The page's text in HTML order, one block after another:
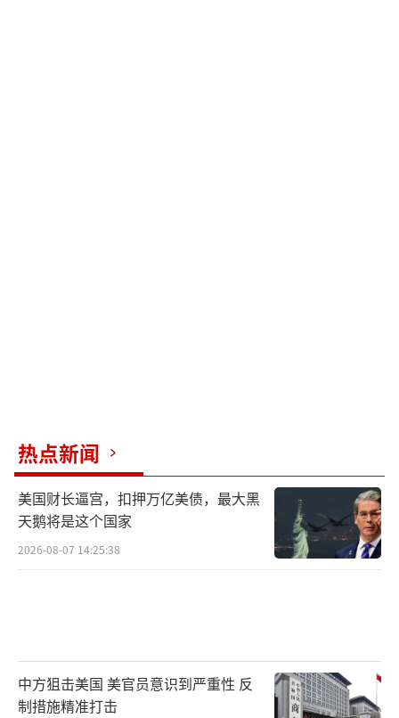
热点新闻
美国财长逼宫，扣押万亿美债，最大黑
天鹅将是这个国家
2026-08-07 14:25:38
中方狙击美国 美官员意识到严重性 反
制措施精准打击